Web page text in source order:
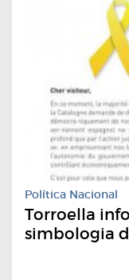
Política Nacional
Torroella
simbologia